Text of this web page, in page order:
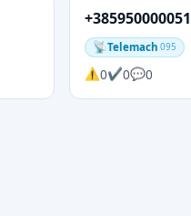
+385950000051
Telemach 095
0 0 0